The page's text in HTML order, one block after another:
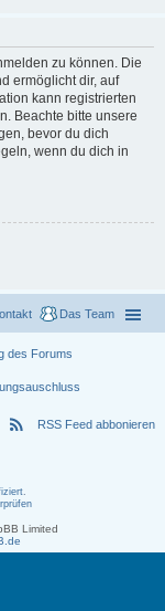
zu können. Die
ermöglicht dir, auf
kann registrierten
Beachte bitte unsere
bevor du dich
wenn du dich in
Das Team
des Forums
rss_feed RSS Feed abbonieren
Limited